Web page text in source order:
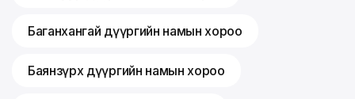
Баганхангай дүүргийн намын хороо
Баянзүрх дүүргийн намын хороо